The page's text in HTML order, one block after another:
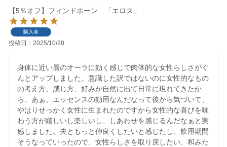
【5％オフ】フィンドホーン 「エロス」
購入者
投稿日 2025/10/28
身体に近い層のオーラに効く感じで肉体的な女性らしさがぐ
んとアップしました。意識した訳ではないのに女性的なもの
の考え方、感じ方、好みが自然に出て日常に現れてきたか
ら、あぁ、エッセンスの効用なんだなって後から気づいて、
やはりせっかく女性に生まれたのですから女性的な喜びを味
わう方が嬉しいし楽しいし、しあわせを感じるんだなぁと実
感しました。夫ともっと仲良くしたいと感じたし、飲用期間
そうなっていったので、女性らしさを取り戻したい、和みた